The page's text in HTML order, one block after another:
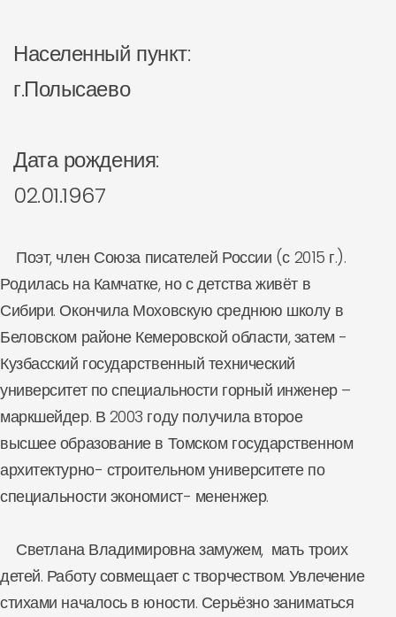
Населенный пункт:
г.Полысаево
Дата рождения:
02.01.1967
Поэт, член Союза писателей России (с 2015 г.).
Родилась на Камчатке, но с детства живёт в
Сибири. Окончила Моховскую среднюю школу в
Беловском районе Кемеровской области, затем -
Кузбасский государственный технический
университет по специальности горный инженер –
маркшейдер. В 2003 году получила второе
высшее образование в Томском государственном
архитектурно- строительном университете по
специальности экономист- мененжер.
Светлана Владимировна замужем, мать троих
детей. Работу совмещает с творчеством. Увлечение
стихами началось в юности. Серьёзно заниматься